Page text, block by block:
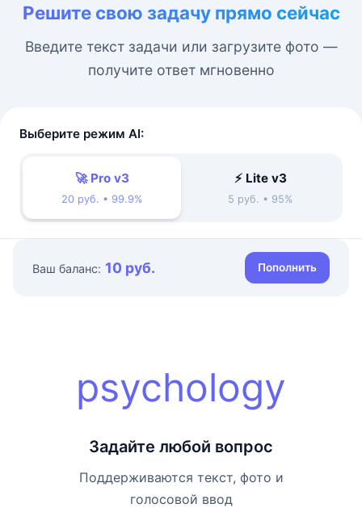
Решите свою задачу прямо сейчас
Введите текст задачи или загрузите фото —
получите ответ мгновенно
Выберите режим AI:
🚀 Pro v3
20 руб. • 99.9%
⚡ Lite v3
5 руб. • 95%
Ваш баланс: 10 руб. Пополнить
psychology
Задайте любой вопрос
Поддерживаются текст, фото и
голосовой ввод